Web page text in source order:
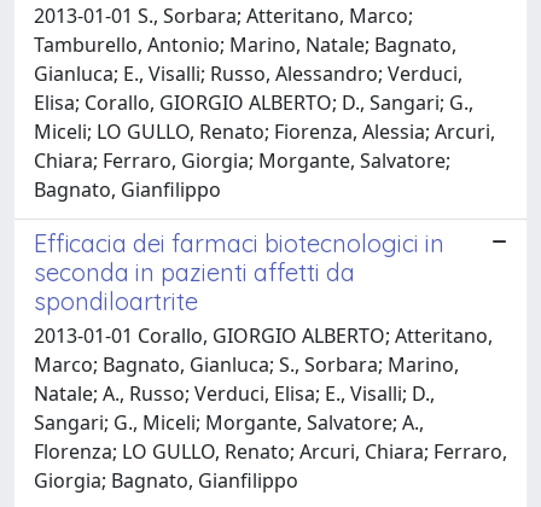
2013-01-01 S., Sorbara; Atteritano, Marco;
Tamburello, Antonio; Marino, Natale; Bagnato,
Gianluca; E., Visalli; Russo, Alessandro; Verduci,
Elisa; Corallo, GIORGIO ALBERTO; D., Sangari; G.,
Miceli; LO GULLO, Renato; Fiorenza, Alessia; Arcuri,
Chiara; Ferraro, Giorgia; Morgante, Salvatore;
Bagnato, Gianfilippo
Efficacia dei farmaci biotecnologici in
seconda in pazienti affetti da
spondiloartrite
2013-01-01 Corallo, GIORGIO ALBERTO; Atteritano,
Marco; Bagnato, Gianluca; S., Sorbara; Marino,
Natale; A., Russo; Verduci, Elisa; E., Visalli; D.,
Sangari; G., Miceli; Morgante, Salvatore; A.,
Florenza; LO GULLO, Renato; Arcuri, Chiara; Ferraro,
Giorgia; Bagnato, Gianfilippo